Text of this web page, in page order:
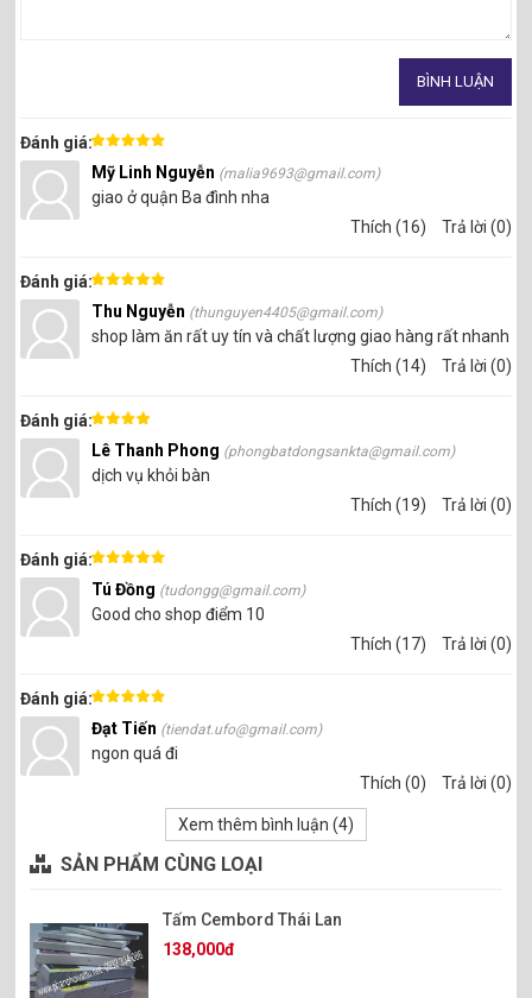
Đánh giá:
Mỹ Linh Nguyễn (malia9693@gmail.com)
giao ở quận Ba đình nha
Thích (16)
Trả lời (0)
Đánh giá:
Thu Nguyễn (thunguyen4405@gmail.com)
shop làm ăn rất uy tín và chất lượng giao hàng rất nhanh
Thích (14)
Trả lời (0)
Đánh giá:
Lê Thanh Phong (phongbatdongsankta@gmail.com)
dịch vụ khỏi bàn
Thích (19)
Trả lời (0)
Đánh giá:
Tú Đồng (tudongg@gmail.com)
Good cho shop điểm 10
Thích (17)
Trả lời (0)
Đánh giá:
Đạt Tiến (tiendat.ufo@gmail.com)
ngon quá đi
Thích (0)
Trả lời (0)
Xem thêm bình luận (4)
SẢN PHẨM CÙNG LOẠI
Tấm Cembord Thái Lan
138,000đ